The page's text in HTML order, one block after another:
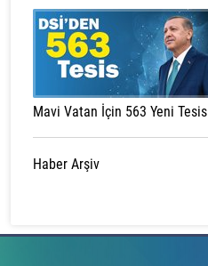
Mavi Vatan İçin 563 Yeni Tesis
Haber Arşiv